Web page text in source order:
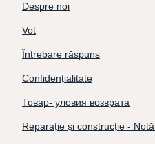
Despre noi
Vot
Întrebare răspuns
Confidențialitate
Товар- уловия возврата
Reparație și construcție -